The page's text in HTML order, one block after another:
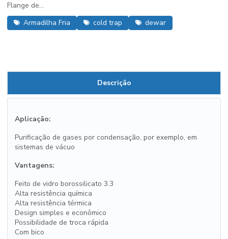
Flange de...
Armadilha Fria
cold trap dewar
Descrição
Aplicação:
Purificação de gases por condensação, por exemplo, em
sistemas de vácuo
Vantagens:
Feito de vidro borossilicato 3.3
Alta resistência química
Alta resistência térmica
Design simples e econômico
Possibilidade de troca rápida
Com bico